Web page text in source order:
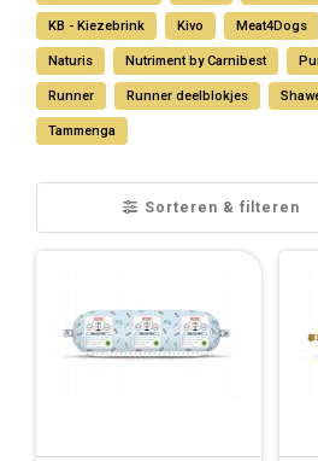
KB - Kiezebrink Kivo Meat4Dogs
Naturis Nutriment by Carnibest
Runner Runner deelblokjes
Tammenga
Sorteren & filteren